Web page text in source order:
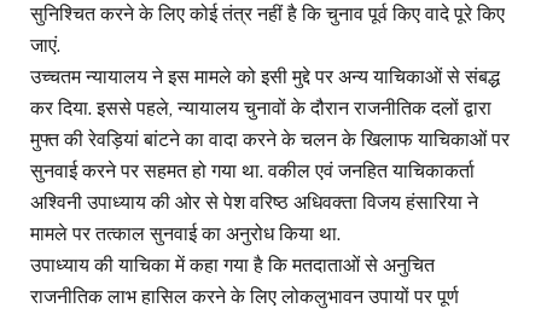
सुनिश्चित करने के लिए कोई तंत्र नहीं है कि चुनाव पूर्व किए वादे पूरे किए
जाएं.
उच्चतम न्यायालय ने इस मामले को इसी मुद्दे पर अन्य याचिकाओं से संबद्ध
कर दिया. इससे पहले, न्यायालय चुनावों के दौरान राजनीतिक दलों द्वारा
मुफ्त की रेवड़ियां बांटने का वादा करने के चलन के खिलाफ याचिकाओं पर
सुनवाई करने पर सहमत हो गया था. वकील एवं जनहित याचिकाकर्ता
अश्विनी उपाध्याय की ओर से पेश वरिष्ठ अधिवक्ता विजय हंसारिया ने
मामले पर तत्काल सुनवाई का अनुरोध किया था.
उपाध्याय की याचिका में कहा गया है कि मतदाताओं से अनुचित
राजनीतिक लाभ हासिल करने के लिए लोकलुभावन उपायों पर पूर्ण